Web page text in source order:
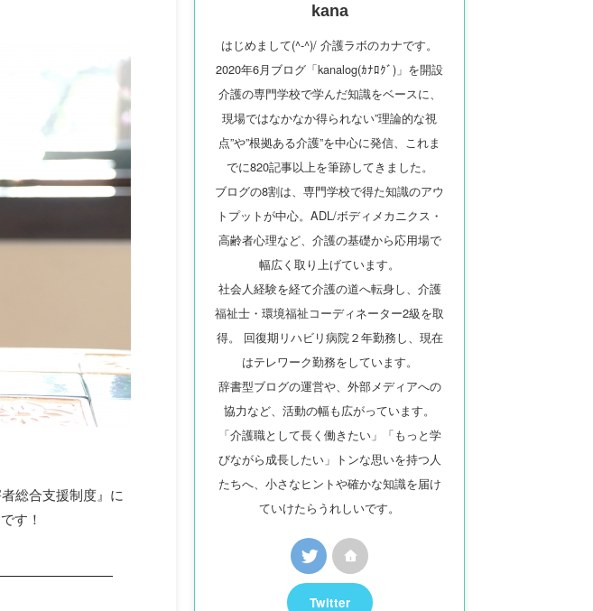
総合支援制度』に
す！
kana
はじめまして(^-^)/ 介護ラボのカナです。
2020年6月ブログ「kanalog(ｶﾅﾛｸﾞ)」を開設
介護の専門学校で学んだ知識をベースに、
現場ではなかなか得られない”理論的な視
点”や”根拠ある介護”を中心に発信、これま
でに820記事以上を筆跡してきました。
ブログの8割は、専門学校で得た知識のアウ
トプットが中心。ADL/ボディメカニクス・
高齢者心理など、介護の基礎から応用場で
幅広く取り上げています。
社会人経験を経て介護の道へ転身し、介護
福祉士・環境福祉コーディネーター2級を取
得。 回復期リハビリ病院２年勤務し、現在
はテレワーク勤務をしています。
辞書型ブログの運営や、外部メディアへの
協力など、活動の幅も広がっています。
「介護職として長く働きたい」「もっと学
びながら成長したい」トンな思いを持つ人
たちへ、小さなヒントや確かな知識を届け
ていけたらうれしいです。
Twitter